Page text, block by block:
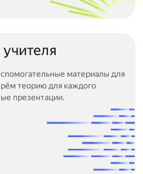
материалы для
теорию для каждого
презентации.